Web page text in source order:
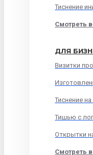
Тиснение
Смотреть
ДЛЯ
Визитки
Тиснение
Тишью с
Открытки
Смотреть